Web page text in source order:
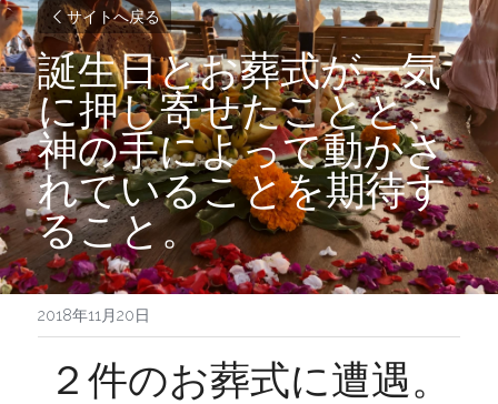
サイトへ戻る
誕生日とお葬式が一気
に押し寄せたことと、
神の手によって動かさ
れていることを期待す
ること。
2018年11月20日
２件のお葬式に遭遇。